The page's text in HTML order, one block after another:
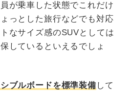
が乗車した状態でこれだけ
っとした旅行などでも対応
なサイズ感のSUVとしては
しているといえるでしょ
ブルボードを標準装備して